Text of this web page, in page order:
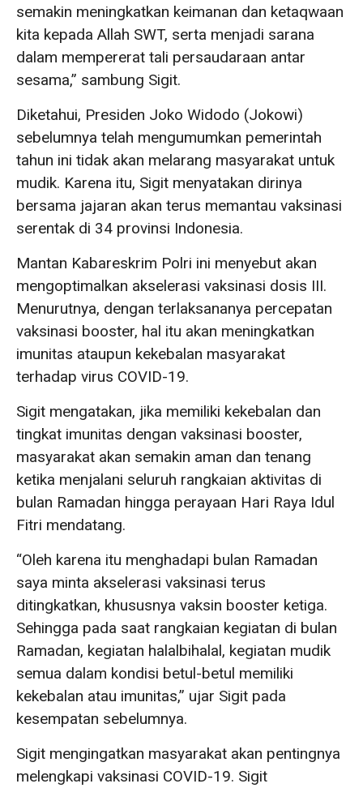
semakin meningkatkan keimanan dan ketaqwaan
kita kepada Allah SWT, serta menjadi sarana
dalam mempererat tali persaudaraan antar
sesama,” sambung Sigit.
Diketahui, Presiden Joko Widodo (Jokowi)
sebelumnya telah mengumumkan pemerintah
tahun ini tidak akan melarang masyarakat untuk
mudik. Karena itu, Sigit menyatakan dirinya
bersama jajaran akan terus memantau vaksinasi
serentak di 34 provinsi Indonesia.
Mantan Kabareskrim Polri ini menyebut akan
mengoptimalkan akselerasi vaksinasi dosis III.
Menurutnya, dengan terlaksananya percepatan
vaksinasi booster, hal itu akan meningkatkan
imunitas ataupun kekebalan masyarakat
terhadap virus COVID-19.
Sigit mengatakan, jika memiliki kekebalan dan
tingkat imunitas dengan vaksinasi booster,
masyarakat akan semakin aman dan tenang
ketika menjalani seluruh rangkaian aktivitas di
bulan Ramadan hingga perayaan Hari Raya Idul
Fitri mendatang.
“Oleh karena itu menghadapi bulan Ramadan
saya minta akselerasi vaksinasi terus
ditingkatkan, khususnya vaksin booster ketiga.
Sehingga pada saat rangkaian kegiatan di bulan
Ramadan, kegiatan halalbihalal, kegiatan mudik
semua dalam kondisi betul-betul memiliki
kekebalan atau imunitas,” ujar Sigit pada
kesempatan sebelumnya.
Sigit mengingatkan masyarakat akan pentingnya
melengkapi vaksinasi COVID-19. Sigit